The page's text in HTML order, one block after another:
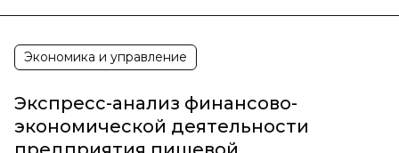
Экономика и управление
Экспресс-анализ финансово-
экономической деятельности